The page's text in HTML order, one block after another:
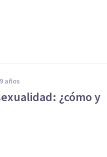
9 años
¿cómo y